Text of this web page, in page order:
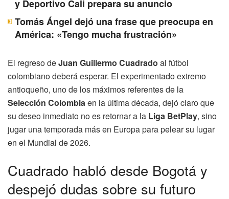
y Deportivo Cali prepara su anuncio
Tomás Ángel dejó una frase que preocupa en
América: «Tengo mucha frustración»
El regreso deJuan Guillermo Cuadrado al fútbol
colombiano deberá esperar. El experimentado extremo
antioqueño, uno de los máximos referentes de la
Selección Colombiaen la última década, dejó claro que
su deseo inmediato no es retornar a la Liga BetPlay, sino
jugar una temporada más en Europa para pelear su lugar
en el Mundial de 2026.
Cuadrado habló desde Bogotá y
despejó dudas sobre su futuro